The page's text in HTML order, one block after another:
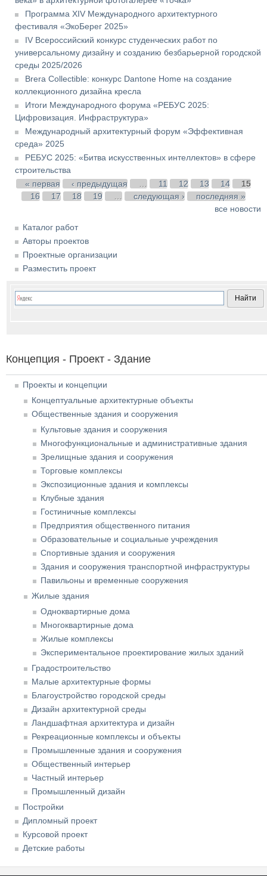
Программа XIV Международного архитектурного
фестиваля «ЭкоБерег 2025»
IV Всероссийский конкурс студенческих работ по
универсальному дизайну и созданию безбарьерной городской
среды 2025/2026
Brera Collectible: конкурс Dantone Home на создание
коллекционного дизайна кресла
Итоги Международного форума «РЕБУС 2025:
Цифровизация. Инфраструктура»
Международный архитектурный форум «Эффективная
среда» 2025
РЕБУС 2025: «Битва искусственных интеллектов» в сфере
строительства
Страницы
« первая ‹ предыдущая 11 12 13 14
15
16
17 18 19 следующая ›
последняя »
все новости
Каталог работ
Авторы проектов
Проектные организации
Разместить проект
Концепция - Проект - Здание
Проекты и концепции
Концептуальные архитектурные объекты
Общественные здания и сооружения
Культовые здания и сооружения
Многофункциональные и административные здания
Зрелищные здания и сооружения
Торговые комплексы
Экспозиционные здания и комплексы
Клубные здания
Гостиничные комплексы
Предприятия общественного питания
Образовательные и социальные учреждения
Спортивные здания и сооружения
Здания и сооружения транспортной инфраструктуры
Павильоны и временные сооружения
Жилые здания
Одноквартирные дома
Многоквартирные дома
Жилые комплексы
Экспериментальное проектирование жилых зданий
Градостроительство
Малые архитектурные формы
Благоустройство городской среды
Дизайн архитектурной среды
Ландшафтная архитектура и дизайн
Рекреационные комплексы и объекты
Промышленные здания и сооружения
Общественный интерьер
Частный интерьер
Промышленный дизайн
Постройки
Дипломный проект
Курсовой проект
Детские работы